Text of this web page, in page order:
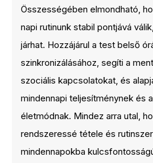
Összességében elmondható,
napi rutinunk stabil pontjává
járhat. Hozzájárul a test belső
szinkronizálásához, segíti a
szociális kapcsolatokat, és
mindennapi teljesítménynek és
életmódnak. Mindez arra utal,
rendszeressé tétele és
mindennapokba